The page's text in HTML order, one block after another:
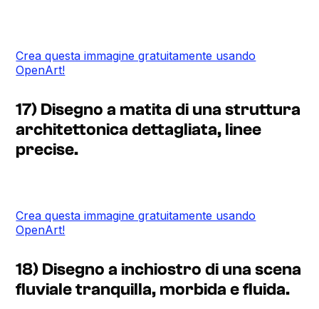
Crea questa immagine gratuitamente usando
OpenArt!
17) Disegno a matita di una struttura
architettonica dettagliata, linee
precise.
Crea questa immagine gratuitamente usando
OpenArt!
18) Disegno a inchiostro di una scena
fluviale tranquilla, morbida e fluida.